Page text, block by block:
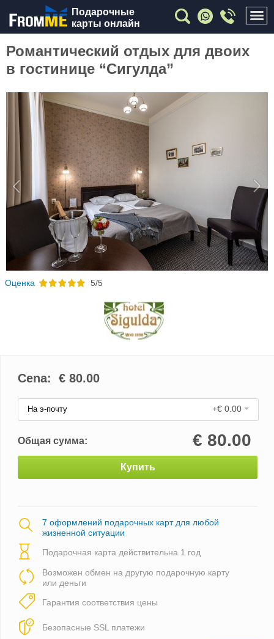
Подарочные
карты онлайн
Романтический отдых для двоих
в гостинице “Сигулда”
Previous
Oценка 5/5
Cena: € 80.00
На э-почту +€ 0.00
Общая сумма: € 80.00
Купить
7 оформлений подарочных карт для любой
жизненной ситуации
Подарочная карта действительна 1 год
Возможен обмен на другую подарочную карту
или деньги
Гарантия соответствия цены
Безопасные SSL платежи